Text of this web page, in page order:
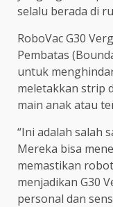
selalu berada di
RoboVac G30
Pembatas
untuk
meletakkan strip
main anak atau
“Ini adalah salah
Mereka bisa
memastikan
menjadikan G30
personal dan